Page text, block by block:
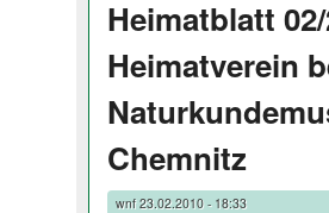
Heimatblatt
Heimatverein
Chemnitz
wnf23.02.2010 - 18:33